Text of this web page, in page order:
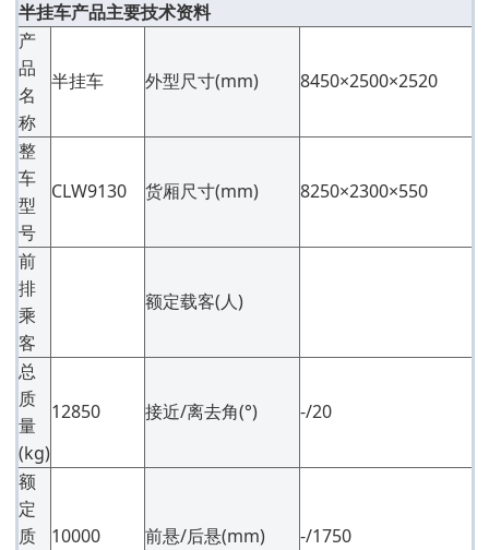
半挂车产品主要技术资料
产
品
名
称
半挂车 外型尺寸(mm) 8450×2500×2520
整
车
型
号
CLW9130 货厢尺寸(mm) 8250×2300×550
前
排
乘
客
额定载客(人)
总
质
量
(kg)
12850 接近/离去角(°) -/20
额
定
质
10000 前悬/后悬(mm) -/1750